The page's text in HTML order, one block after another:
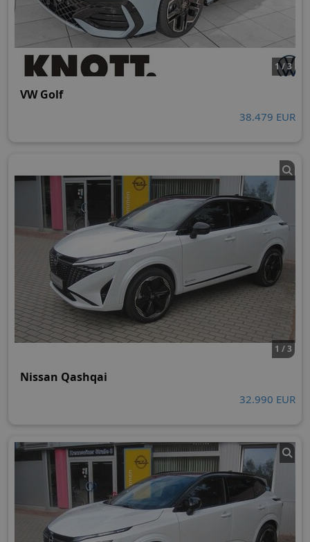
1 / 3
VW Golf
38.479 EUR
1 / 3
Nissan Qashqai
32.990 EUR